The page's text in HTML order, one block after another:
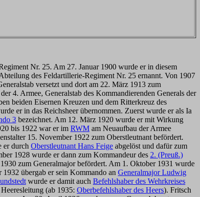
Nr. 25. Am 27. Januar 1900 wurde er in diesem
des Feldartillerie-Regiment Nr. 25 ernannt. Von 1907
versetzt und dort am 22. März 1913 zum
4. Armee, Generalstab des Kommandierenden Generals der
beiden Eisernen Kreuzen und dem Ritterkreuz des
er in das Reichsheer übernommen. Zuerst wurde er als Ia
3 bezeichnet. Am 12. März 1920 wurde er mit Wirkung
bis 1922 war er im RWM am Neuaufbau der Armee
15. November 1922 zum Oberstleutnant befördert.
er durch Oberstleutnant Hans Feige abgelöst und dafür zum
1928 wurde er dann zum Kommandeur des 2. (Preuß.)
zum Generalmajor befördert. Am 1. Oktober 1931 wurde
übergab er sein Kommando an Generalmajor Ludwig
wurde er damit auch Befehlshaber des Wehrkreises
(ab 1935: Oberbefehlshaber des Heers). Fritsch